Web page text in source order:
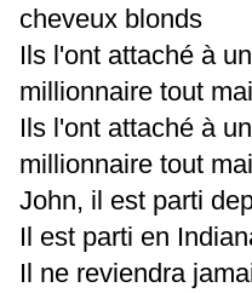
cheveux blonds
Ils l'ont attaché à
millionnaire tout
Ils l'ont attaché à
millionnaire tout
John, il est parti
Il est parti en
Il ne reviendra